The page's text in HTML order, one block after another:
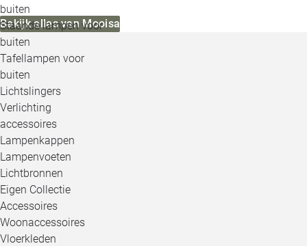
buiten
Staande lampen voor
buiten
Tafellampen voor
buiten
Lichtslingers
Verlichting
accessoires
Lampenkappen
Lampenvoeten
Lichtbronnen
Eigen Collectie
Accessoires
Woonaccessoires
Vloerkleden
Bekijk alles van Mooisa